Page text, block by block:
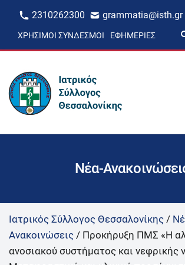
2310262300 grammatia@isth.gr
ΧΡΉΣΙΜΟΙ ΣΎΝΔΕΣΜΟΙ ΕΦΗΜΕΡΊΕΣ
Νέα-
Ιατρικός Σύλλογος Θεσσαλονίκης /
Ανακοινώσεις / Προκήρυξη ΠΜΣ «Η
ανοσιακού συστήματος και νεφρικής